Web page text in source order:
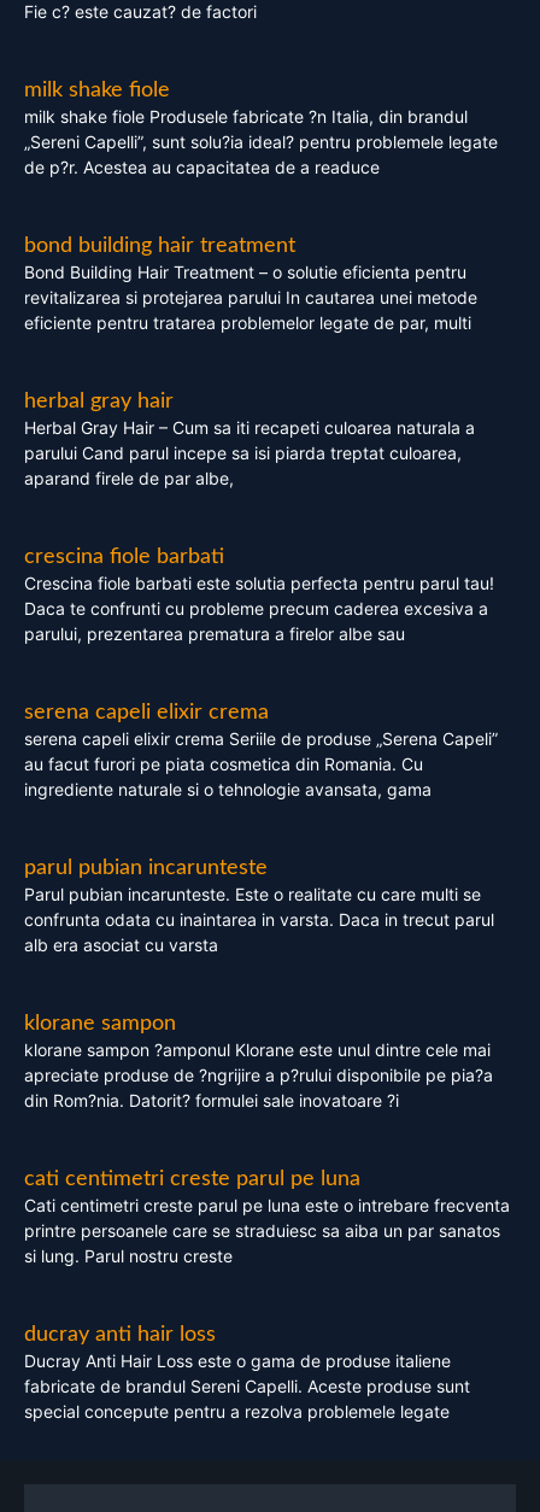
Fie c? este cauzat? de factori
milk shake fiole
milk shake fiole Produsele fabricate ?n Italia, din brandul
„Sereni Capelli”, sunt solu?ia ideal? pentru problemele legate
de p?r. Acestea au capacitatea de a readuce
bond building hair treatment
Bond Building Hair Treatment – o solutie eficienta pentru
revitalizarea si protejarea parului In cautarea unei metode
eficiente pentru tratarea problemelor legate de par, multi
herbal gray hair
Herbal Gray Hair – Cum sa iti recapeti culoarea naturala a
parului Cand parul incepe sa isi piarda treptat culoarea,
aparand firele de par albe,
crescina fiole barbati
Crescina fiole barbati este solutia perfecta pentru parul tau!
Daca te confrunti cu probleme precum caderea excesiva a
parului, prezentarea prematura a firelor albe sau
serena capeli elixir crema
serena capeli elixir crema Seriile de produse „Serena Capeli”
au facut furori pe piata cosmetica din Romania. Cu
ingrediente naturale si o tehnologie avansata, gama
parul pubian incarunteste
Parul pubian incarunteste. Este o realitate cu care multi se
confrunta odata cu inaintarea in varsta. Daca in trecut parul
alb era asociat cu varsta
klorane sampon
klorane sampon ?amponul Klorane este unul dintre cele mai
apreciate produse de ?ngrijire a p?rului disponibile pe pia?a
din Rom?nia. Datorit? formulei sale inovatoare ?i
cati centimetri creste parul pe luna
Cati centimetri creste parul pe luna este o intrebare frecventa
printre persoanele care se straduiesc sa aiba un par sanatos
si lung. Parul nostru creste
ducray anti hair loss
Ducray Anti Hair Loss este o gama de produse italiene
fabricate de brandul Sereni Capelli. Aceste produse sunt
special concepute pentru a rezolva problemele legate